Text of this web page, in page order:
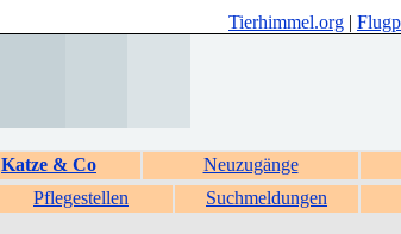
Tierhimmel.org |
Katze & Co Neuzugänge
Pflegestellen Suchmeldungen